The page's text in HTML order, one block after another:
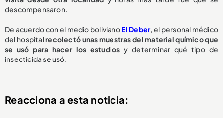
descompensaron.
De acuerdo con el medio bolivianoEl Deber, el personal médico
del hospitalrecolectó unas muestras del material químico que
se usó para hacer los estudiosy determinar qué tipo de
insecticida se usó.
Reacciona a esta noticia: